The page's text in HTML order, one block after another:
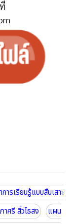
ารเรียนรู้แบบสืบเสาะ
ศรี สิ่วไธสง
แผน